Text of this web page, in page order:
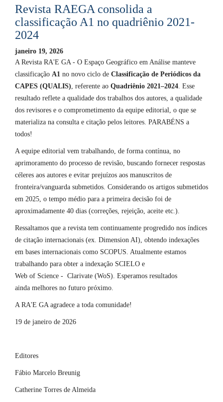
Revista RAEGA consolida a
classificação A1 no quadriênio 2021-
2024
janeiro 19, 2026
A Revista RA'E GA - O Espaço Geográfico em Análise manteve
classificação A1 no novo ciclo de Classificação de Periódicos da
CAPES (QUALIS) , referente ao Quadriênio 2021–2024 . Esse
resultado reflete a qualidade dos trabalhos dos autores, a qualidade
dos revisores e o comprometimento da equipe editorial, o que se
materializa na consulta e citação pelos leitores. PARABÉNS a
todos!
A equipe editorial vem trabalhando, de forma contínua, no
aprimoramento do processo de revisão, buscando fornecer respostas
céleres aos autores e evitar prejuízos aos manuscritos de
fronteira/vanguarda submetidos. Considerando os artigos submetidos
em 2025, o tempo médio para a primeira decisão foi de
aproximadamente 40 dias (correções, rejeição, aceite etc.).
Ressaltamos que a revista tem continuamente progredido nos índices
de citação internacionais (ex. Dimension AI), obtendo indexações
em bases internacionais como SCOPUS. Atualmente estamos
trabalhando para obter a indexação SCIELO e
Web of Science - Clarivate (WoS). Esperamos resultados
ainda melhores no futuro próximo.
A RA'E GA agradece a toda comunidade!
19 de janeiro de 2026
Editores
Fábio Marcelo Breunig
Catherine Torres de Almeida